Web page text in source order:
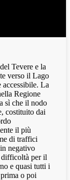
Tevere e la
verso il Lago
accessibile. La
Regione
sì che il nodo
costituito dai
il più
di traffici
negativo
difficoltà per il
e quasi tutti i
o poi